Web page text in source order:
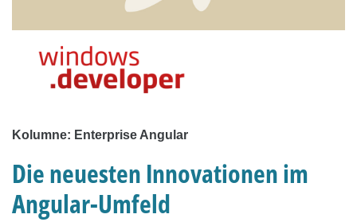
Kolumne: Enterprise Angular
Die neuesten Innovationen im
Angular-Umfeld